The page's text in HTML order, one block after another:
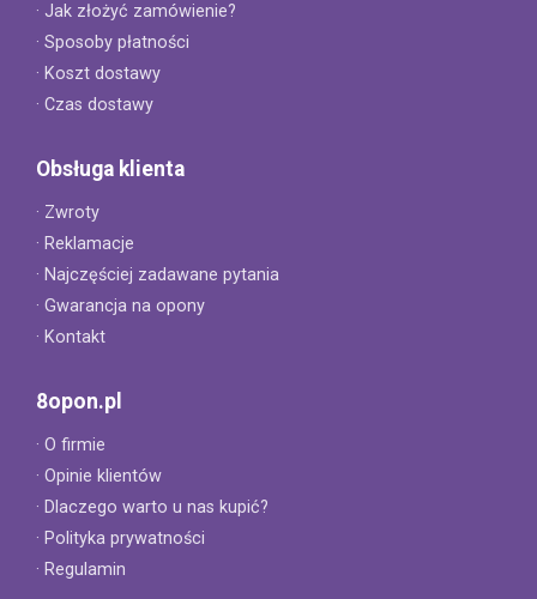
· Jak złożyć zamówienie?
· Sposoby płatności
· Koszt dostawy
· Czas dostawy
Obsługa klienta
· Zwroty
· Reklamacje
· Najczęściej zadawane pytania
· Gwarancja na opony
· Kontakt
8opon.pl
· O firmie
· Opinie klientów
· Dlaczego warto u nas kupić?
· Polityka prywatności
· Regulamin